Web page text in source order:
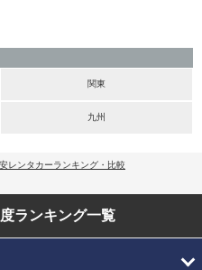
関東
九州
レンタカーランキング・比較
ランキング一覧